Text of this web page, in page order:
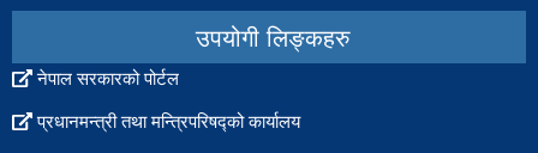
उपयोगी लिङ्कहरु
नेपाल सरकारको पोर्टल
प्रधानमन्त्री तथा मन्त्रिपरिषद्को कार्यालय